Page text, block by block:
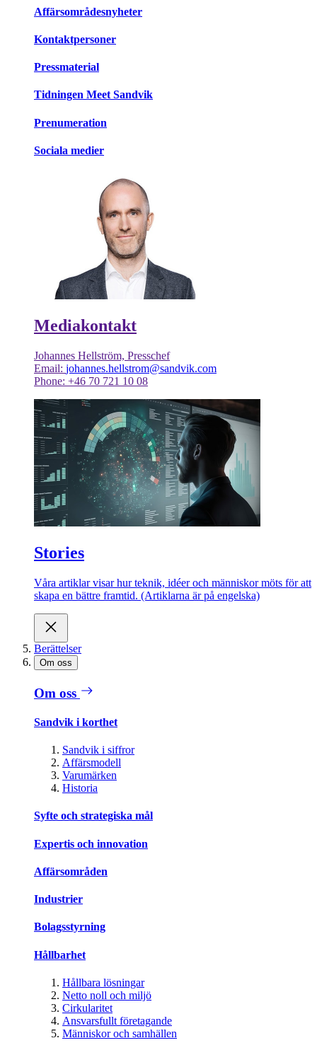
Affärsområdesnyheter
Kontaktpersoner
Pressmaterial
Tidningen Meet Sandvik
Prenumeration
Sociala medier
Mediakontakt
Johannes Hellström, Presschef
Email: johannes.hellstrom@sandvik.com
Phone: +46 70 721 10 08
Stories
Våra artiklar visar hur teknik, idéer och människor möts för att
skapa en bättre framtid. (Artiklarna är på engelska)
Berättelser
Om oss
Om oss
Sandvik i korthet
Sandvik i siffror
Affärsmodell
Varumärken
Historia
Syfte och strategiska mål
Expertis och innovation
Affärsområden
Industrier
Bolagsstyrning
Hållbarhet
Hållbara lösningar
Netto noll och miljö
Cirkularitet
Ansvarsfullt företagande
Människor och samhällen